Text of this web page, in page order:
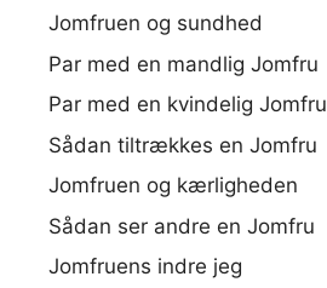
Jomfruen og sundhed
Par med en mandlig Jomfru
Par med en kvindelig Jomfru
Sådan tiltrækkes en Jomfru
Jomfruen og kærligheden
Sådan ser andre en Jomfru
Jomfruens indre jeg